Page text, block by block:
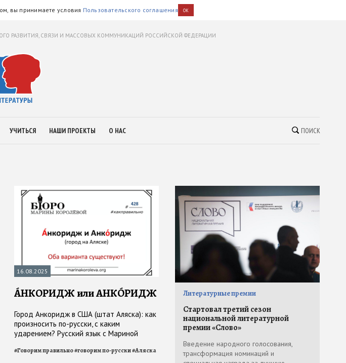
вы принимаете условия Пользовательского соглашения OK
РАЗВИТИЯ, СВЯЗИ И МАССОВЫХ КОММУНИКАЦИЙ РОССИЙСКОЙ ФЕДЕРАЦИИ
УЧИТЬСЯ НАШИ ПРОЕКТЫ О НАС ПОИСК
16.08.2025
А́НКОРИДЖ или АНКО́РИДЖ
Город Анкоридж в США (штат Аляска): как
произносить по-русски, с каким
ударением? Русский язык с Мариной
#Говорим правильно#говорим по-русски#Аляска
Литературные премии
Стартовал третий сезон
национальной литературной
премии «Слово»
Введение народного голосования,
трансформация номинаций и